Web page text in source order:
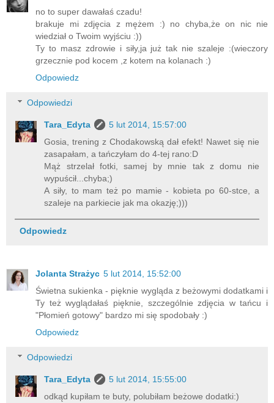
no to super dawałaś czadu!
brakuje mi zdjęcia z mężem :) no chyba,że on nic nie
wiedział o Twoim wyjściu :))
Ty to masz zdrowie i siły,ja już tak nie szaleje :(wieczory
grzecznie pod kocem ,z kotem na kolanach :)
Odpowiedz
Odpowiedzi
Tara_Edyta
5 lut 2014, 15:57:00
Gosia, trening z Chodakowską dał efekt! Nawet się nie
zasapałam, a tańczyłam do 4-tej rano:D
Mąż strzelał fotki, samej by mnie tak z domu nie
wypuścił...chyba;)
A siły, to mam też po mamie - kobieta po 60-stce, a
szaleje na parkiecie jak ma okazję;)))
Odpowiedz
Jolanta Strażyc 5 lut 2014, 15:52:00
Świetna sukienka - pięknie wygląda z beżowymi dodatkami i
Ty też wyglądałaś pięknie, szczególnie zdjęcia w tańcu i
"Płomień gotowy" bardzo mi się spodobały :)
Odpowiedz
Odpowiedzi
Tara_Edyta
5 lut 2014, 15:55:00
odkąd kupiłam te buty, polubiłam beżowe dodatki:)